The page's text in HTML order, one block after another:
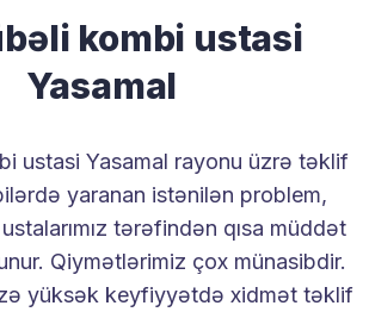
kombi ustasi
Yasamal
ustasi Yasamal rayonu üzrə təklif
yaranan istənilən problem,
tərəfindən qısa müddət
Qiymətlərimiz çox münasibdir.
yüksək keyfiyyətdə xidmət təklif